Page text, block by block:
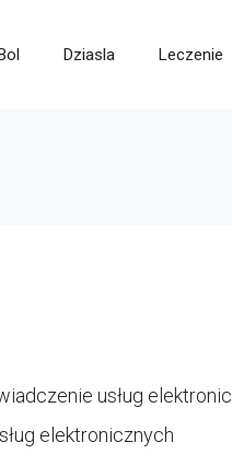
Dziasla Leczenie
usług
elektronicznych